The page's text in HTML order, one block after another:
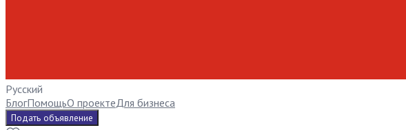
Русский
БлогПомощьО проектеДля бизнеса
Подать объявление